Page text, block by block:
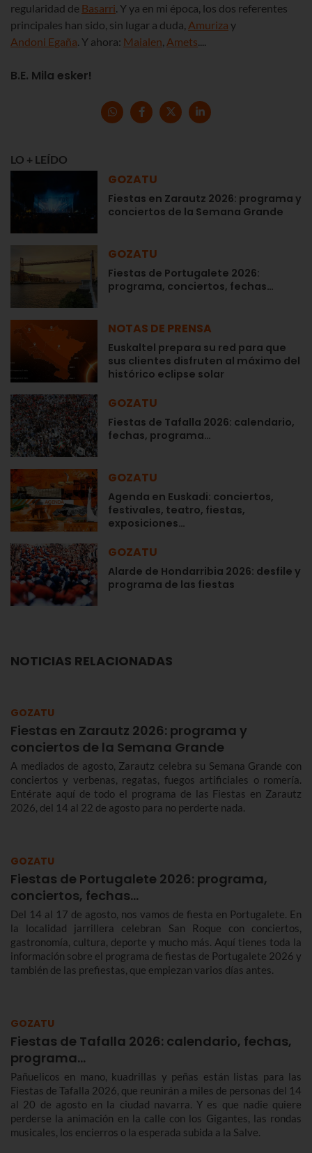
regularidad de Basarri . Y ya en mi época, los dos referentes
principales han sido, sin lugar a duda, Amuriza y
Andoni Egaña . Y ahora: Maialen Amets
B.E. Mila esker!
LO + LEÍDO
GOZATU
Fiestas en Zarautz 2026: programa y
conciertos de la Semana Grande
GOZATU
Fiestas de Portugalete 2026:
programa, conciertos, fechas…
NOTAS DE PRENSA
Euskaltel prepara su red para que
sus clientes disfruten al máximo del
histórico eclipse solar
GOZATU
Fiestas de Tafalla 2026: calendario,
fechas, programa…
GOZATU
Agenda en Euskadi: conciertos,
festivales, teatro, fiestas,
exposiciones…
GOZATU
Alarde de Hondarribia 2026: desfile y
programa de las fiestas
NOTICIAS RELACIONADAS
GOZATU
Fiestas en Zarautz 2026: programa y
conciertos de la Semana Grande
A mediados de agosto, Zarautz celebra su Semana Grande con
conciertos y verbenas, regatas, fuegos artificiales o romería.
Entérate aquí de todo el programa de las Fiestas en Zarautz
2026, del 14 al 22 de agosto para no perderte nada.
GOZATU
Fiestas de Portugalete 2026: programa,
conciertos, fechas…
Del 14 al 17 de agosto, nos vamos de fiesta en Portugalete. En
la localidad jarrillera celebran San Roque con conciertos,
gastronomía, cultura, deporte y mucho más. Aquí tienes toda la
información sobre el programa de fiestas de Portugalete 2026 y
también de las prefiestas, que empiezan varios días antes.
GOZATU
Fiestas de Tafalla 2026: calendario, fechas,
programa…
Pañuelicos en mano, kuadrillas y peñas están listas para las
Fiestas de Tafalla 2026, que reunirán a miles de personas del 14
al 20 de agosto en la ciudad navarra. Y es que nadie quiere
perderse la animación en la calle con los Gigantes, las rondas
musicales, los encierros o la esperada subida a la Salve.